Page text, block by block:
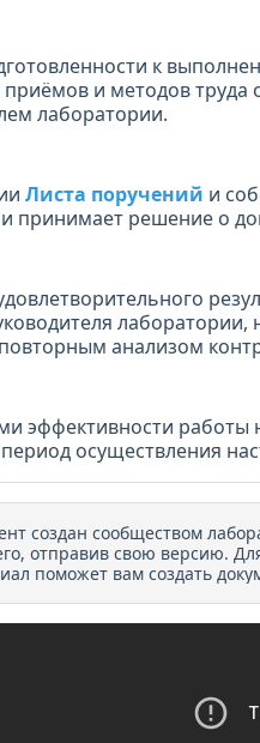
к
и методов
лаборатории.
Листа поручений и
принимает решение о
лаборатории,
анализом
эффективности работы
осуществления
создан сообществом
отправив свою версию.
поможет вам создать